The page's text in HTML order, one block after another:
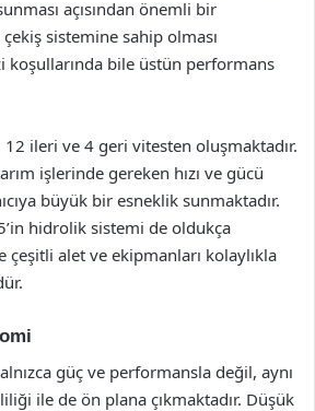
açısından önemli bir
sistemine sahip olması
koşullarında bile üstün performans
12 ileri ve 4 geri vitesten oluşmaktadır.
işlerinde gereken hızı ve gücü
büyük bir esneklik sunmaktadır.
hidrolik sistemi de oldukça
çeşitli alet ve ekipmanları kolaylıkla
güç ve performansla değil, aynı
ile de ön plana çıkmaktadır. Düşük